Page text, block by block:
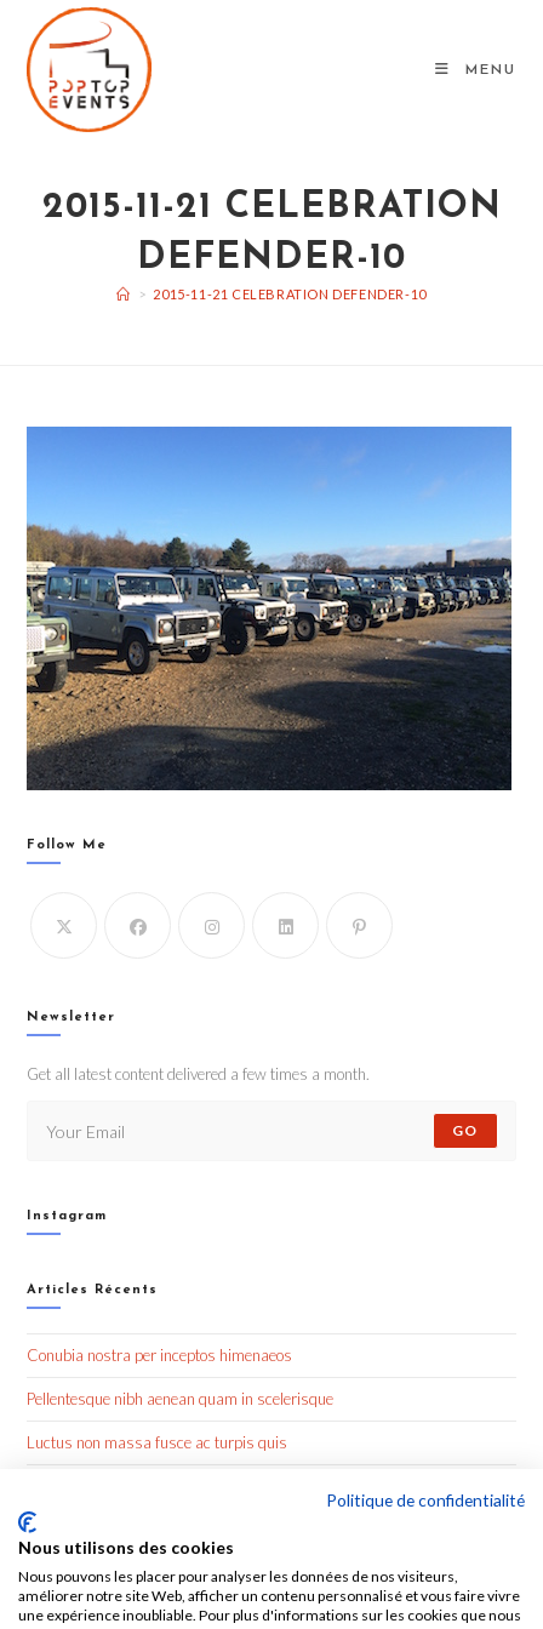
content
MENU
2015-11-21 CELEBRATION
DEFENDER-10
> 2015-11-21 CELEBRATION DEFENDER-10
Follow Me
Newsletter
Get all latest content delivered a few times a month.
GO
Instagram
Articles Récents
Conubia nostra per inceptos himenaeos
Pellentesque nibh aenean quam in scelerisque
Luctus non massa fusce ac turpis quis
Politique de confidentialité
Nous utilisons des cookies
Nous pouvons les placer pour analyser les données de nos visiteurs,
améliorer notre site Web, afficher un contenu personnalisé et vous faire vivre
une expérience inoubliable. Pour plus d'informations sur les cookies que nous